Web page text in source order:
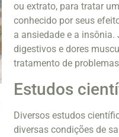
ou extrato, para tratar
conhecido por seus
a ansiedade e a
digestivos e dores
tratamento de
Estudos
Diversos estudos
diversas condições de